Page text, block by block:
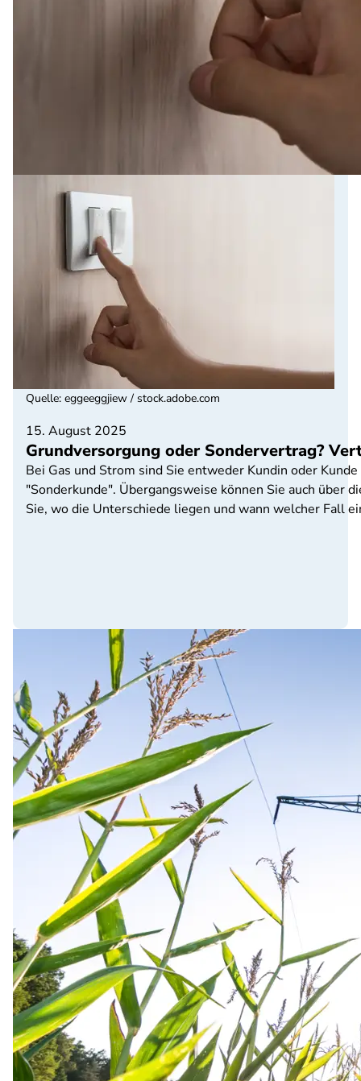
15. August 2025
Grundversorgung oder Sondervertrag?
Bei Gas und Strom sind Sie entweder Kundin oder
"Sonderkunde". Übergangsweise können Sie auch über
Sie, wo die Unterschiede liegen und wann welcher Fall
Quelle: eggeeggjiew / stock.adobe.com